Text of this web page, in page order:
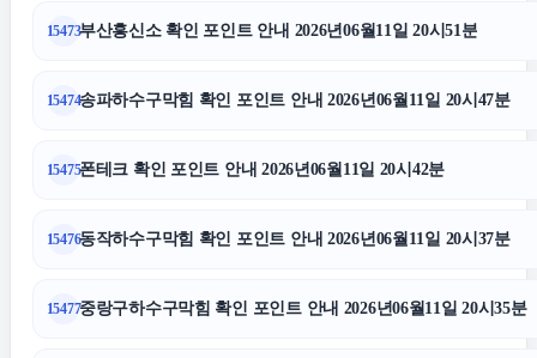
종로구하수구막힘
15473부산흥신소 확인 포인트 안내 2026년06월11일 20시51분
15474송파하수구막힘 확인 포인트 안내 2026년06월11일 20시47분
15475폰테크 확인 포인트 안내 2026년06월11일 20시42분
15476동작하수구막힘 확인 포인트 안내 2026년06월11일 20시37분
15477중랑구하수구막힘 확인 포인트 안내 2026년06월11일 20시35분